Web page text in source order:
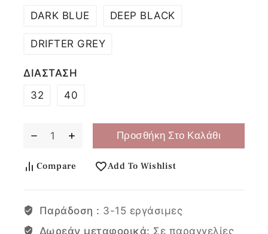
DARK BLUE
DEEP BLACK
DRIFTER GREY
ΔΙΑΣΤΑΣΗ
32
40
Προσθήκη Στο Καλάθι
Compare Add To Wishlist
Παράδοση : 3-15 εργάσιμες
Δωρεάν μεταφορικά: Σε παραγγελίες